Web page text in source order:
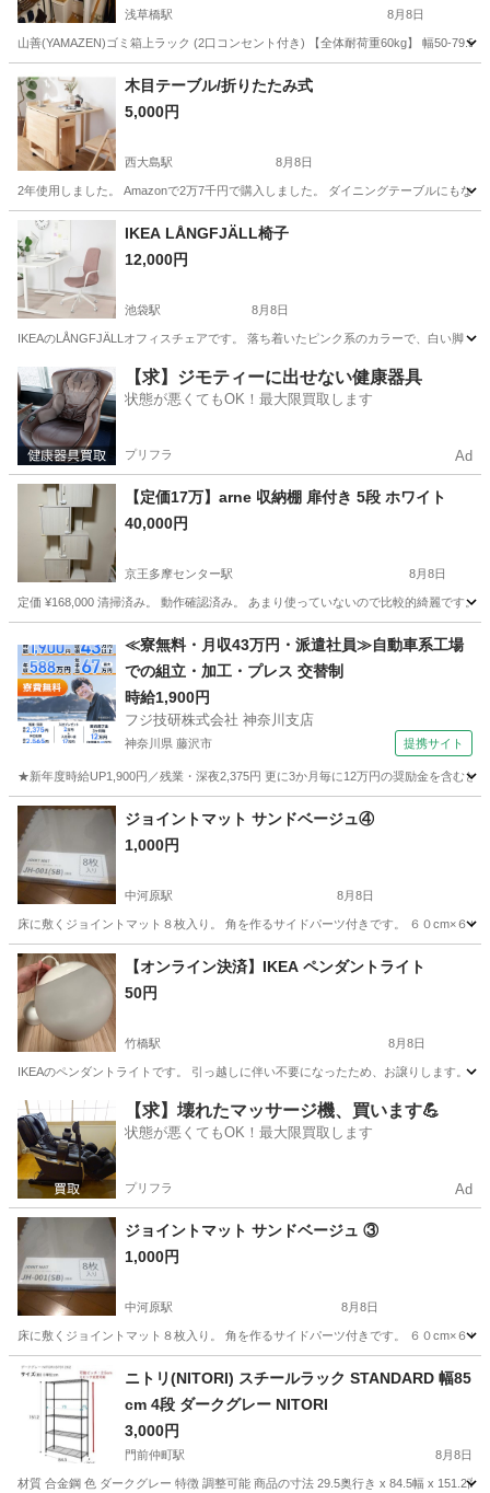
浅草橋駅 8月8日
山善(YAMAZEN)ゴミ箱上ラック (2口コンセント付き) 【全体耐荷重60kg】 幅50-
東京 浅草橋駅 収納家具
木目テーブル/折りたたみ式
5,000円
西大島駅 8月8日
2年使用しました。 Amazonで2万7千円で購入しました。 ダイニングテーブルにもな
東京 江東区 西大島駅 テーブル
IKEA LÅNGFJÄLL椅子
12,000円
池袋駅 8月8日
IKEAのLÅNGFJÄLLオフィスチェアです。 落ち着いたピンク系のカラーで、白い脚・
東京 豊島区 池袋駅 椅子
【求】ジモティーに出せない健康器具
状態が悪くてもOK！最大限買取します
プリフラ Ad
【定価17万】arne 収納棚 扉付き 5段 ホワイト
40,000円
京王多摩センター駅 8月8日
定価 ¥168,000 清掃済み。 動作確認済み。 あまり使っていないので比較的綺麗です
京王多摩センター駅 収納家具
≪寮無料・月収43万円・派遣社員≫自動車系工場
での組立・加工・プレス 交替制
時給1,900円
フジ技研株式会社 神奈川支店
神奈川県 藤沢市 提携サイト
★新年度時給UP1,900円／残業・深夜2,375円 更に3か月毎に12万円の奨励金を含む
神奈川 藤沢市 その他
ジョイントマット サンドベージュ④
1,000円
中河原駅 8月8日
床に敷くジョイントマット８枚入り。 角を作るサイドパーツ付きです。 ６０cm×６
東京 府中市 中河原駅 カーペット/マット/ラグ ジョイント
【オンライン決済】IKEA ペンダントライト
50円
竹橋駅 8月8日
IKEAのペンダントライトです。 引っ越しに伴い不要になったため、お譲りします。
東京 千代田区 竹橋駅 照明器具 ペンダントライト
【求】壊れたマッサージ機、買います💪
状態が悪くてもOK！最大限買取します
プリフラ Ad
ジョイントマット サンドベージュ ③
1,000円
中河原駅 8月8日
床に敷くジョイントマット８枚入り。 角を作るサイドパーツ付きです。 ６０cm×６
東京 府中市 中河原駅 カーペット/マット/ラグ
ニトリ(NITORI) スチールラック STANDARD 幅85
cm 4段 ダークグレー NITORI
3,000円
門前仲町駅 8月8日
材質 合金鋼 色 ダークグレー 特徴 調整可能 商品の寸法 29.5奥行き x 84.5幅 x 151.2